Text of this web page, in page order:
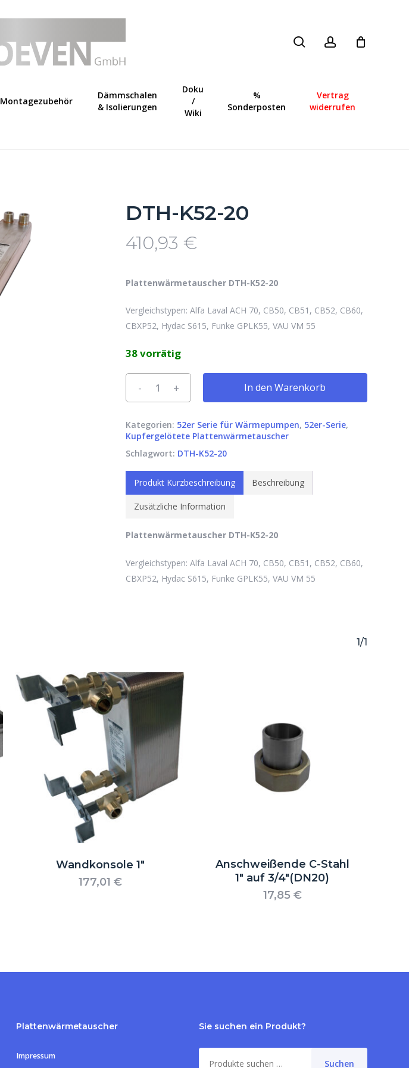
Montagezubehör
Dämmschalen
& Isolierungen
Doku
/
Wiki
%
Sonderposten
Vertrag
widerrufen
DTH-K52-20
410,93 €
Plattenwärmetauscher DTH-K52-20
Vergleichstypen: Alfa Laval ACH 70, CB50, CB51, CB52, CB60,
CBXP52, Hydac S615, Funke GPLK55, VAU VM 55
38 vorrätig
In den Warenkorb
Kategorien: 52er Serie für Wärmepumpen, 52er-Serie,
Kupfergelötete Plattenwärmetauscher
Schlagwort: DTH-K52-20
Produkt Kurzbeschreibung Beschreibung
Zusätzliche Information
Plattenwärmetauscher DTH-K52-20
Vergleichstypen: Alfa Laval ACH 70, CB50, CB51, CB52, CB60,
CBXP52, Hydac S615, Funke GPLK55, VAU VM 55
1/1
Wandkonsole 1″
177,01 €
Anschweißende C-Stahl
1″ auf 3/4″(DN20)
17,85 €
Plattenwärmetauscher
Impressum
Sie suchen ein Produkt?
Suchen